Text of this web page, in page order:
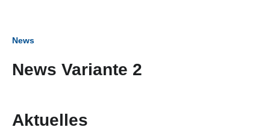
News
News Variante 2
Aktuelles